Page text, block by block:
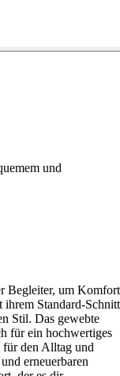
und
Begleiter, um Komfort
Standard-Schnitt
Stil. Das gewebte
für ein hochwertiges
für den Alltag und
erneuerbaren